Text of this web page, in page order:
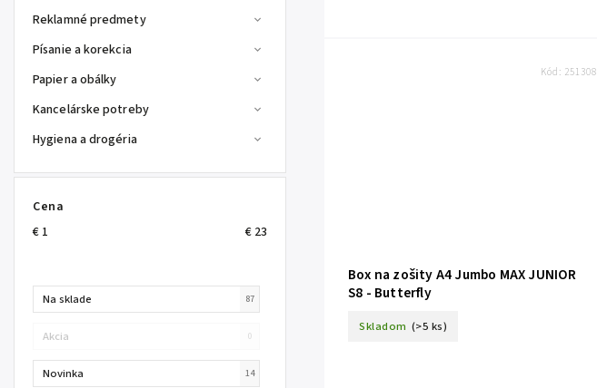
Reklamné predmety
Písanie a korekcia
Papier a obálky
Kancelárske potreby
Hygiena a drogéria
Cena
€ 1 € 23
Na sklade 87
Akcia 0
Novinka 14
Box na zošity A4 Jumbo MAX JUNIOR
S8 - Butterfly
Skladom (>5 ks)
Kód: 251308